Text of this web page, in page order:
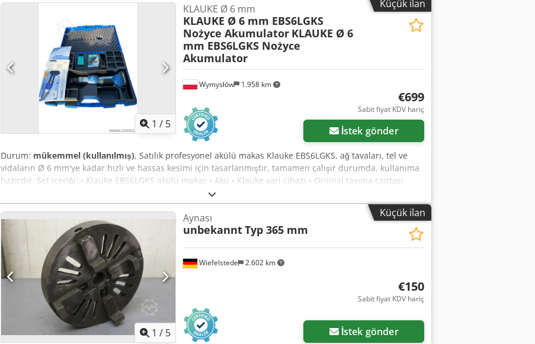
Küçük ilan
1 / 5
Wymysłów 1.958 km
KLAUKE Ø 6 mm
KLAUKE Ø 6 mm EBS6LGKS
Nożyce Akumulator KLAUKE Ø 6
mm EBS6LGKS Nożyce
Akumulator
€699
Sabit fiyat KDV hariç
İstek gönder
Durum: mükemmel (kullanılmış), Satılık profesyonel akülü makas Klauke EBS6LGKS, ağ tavaları, tel ve
vidaların Ø 6 mm'ye kadar hızlı ve hassas kesimi için tasarlanmıştır, tamamen çalışır durumda, kullanıma
hazırdır. Set içeriği: • Klauke EBS6LGKS akülü makas • Akü • Klauke şarj cihazı • Orijinal taşıma çantası
Dcodpfx Aexyum Nep Djk Durum: • Kullanılmış, %100 çalışır durumda • Kesme mekanizması sorunsuz
çalışıyor • Akü iyi durumda • Set eksiksizdir. Teknik Özellikler: • Maksimum kesme çapı: 6 mm • Tahrik:
akülü • Premium marka: Klauke – Almanya • Hızlı ve pürüzsüz bir kesim, zahmetsiz kullanım • Montajcılar,
elektrikçiler, otomasyon ve üretim için idealdir.
Küçük ilan
1 / 5
Wiefelstede 2.602 km
Aynası
unbekanntTyp 365 mm
€150
Sabit fiyat KDV hariç
İstek gönder